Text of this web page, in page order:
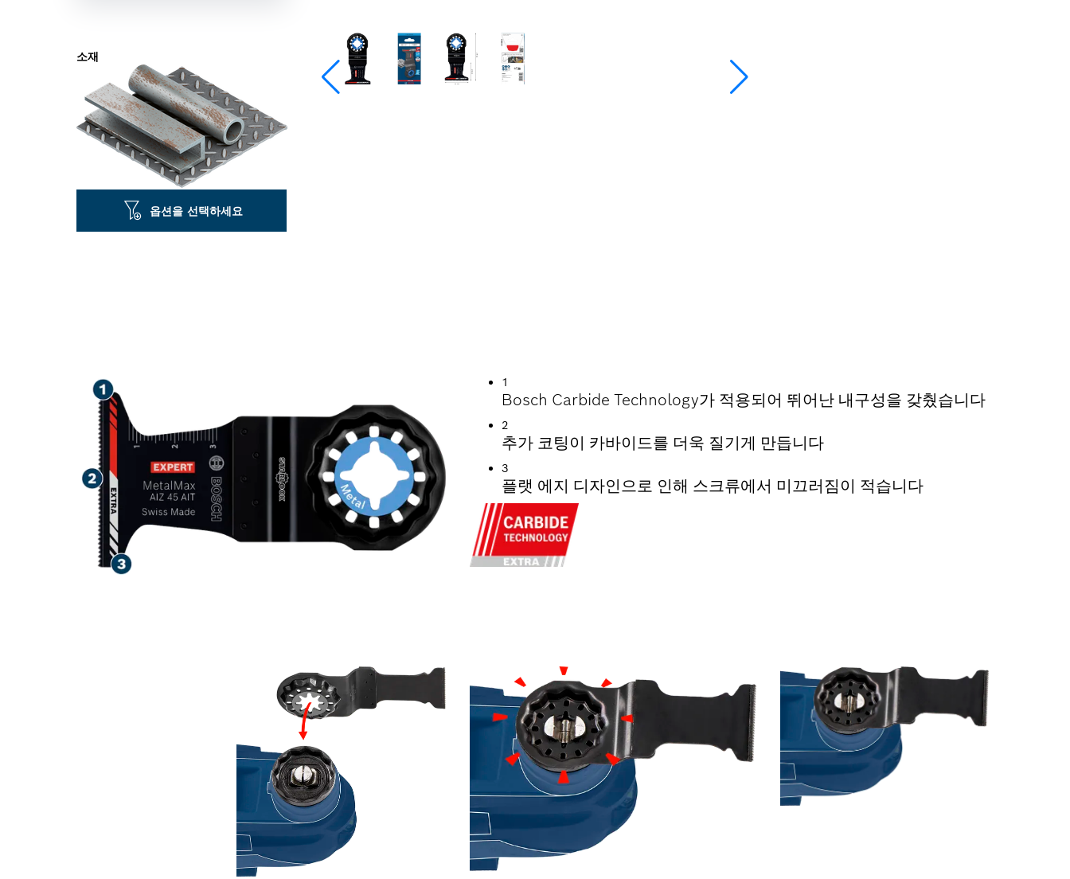
소재
옵션을 선택하세요
1
Bosch Carbide Technology가 적용되어 뛰어난 내구성을 갖췄습니다
2
추가 코팅이 카바이드를 더욱 질기게 만듭니다
3
플랫 에지 디자인으로 인해 스크류에서 미끄러짐이 적습니다